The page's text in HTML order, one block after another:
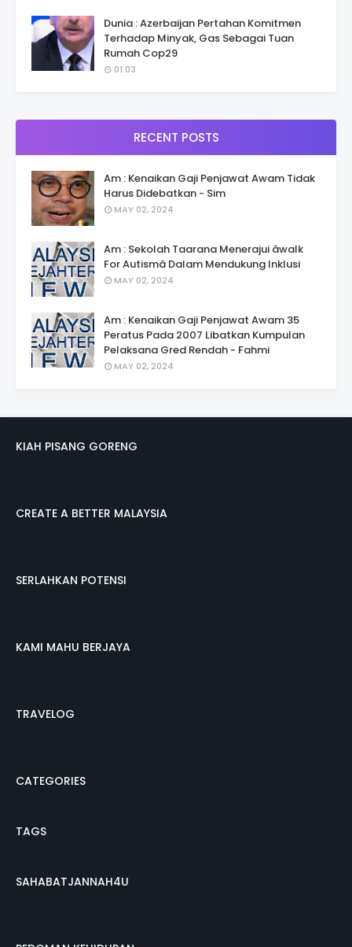
Dunia : Azerbaijan Pertahan Komitmen
Terhadap Minyak, Gas Sebagai Tuan
Rumah Cop29
01:03
RECENT POSTS
Am : Kenaikan Gaji Penjawat Awam Tidak
Harus Didebatkan - Sim
MAY 02, 2024
Am : Sekolah Taarana Menerajui âwalk
For Autismâ Dalam Mendukung Inklusi
MAY 02, 2024
Am : Kenaikan Gaji Penjawat Awam 35
Peratus Pada 2007 Libatkan Kumpulan
Pelaksana Gred Rendah - Fahmi
MAY 02, 2024
KIAH PISANG GORENG
CREATE A BETTER MALAYSIA
SERLAHKAN POTENSI
KAMI MAHU BERJAYA
TRAVELOG
CATEGORIES
TAGS
SAHABATJANNAH4U